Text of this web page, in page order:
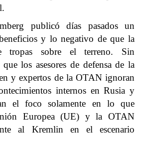
publicó días pasados un
y lo negativo de que la
tropas sobre el terreno. Sin
los asesores de defensa de la
y expertos de la OTAN ignoran
internos en Rusia y
el foco solamente en lo que
Europea (UE) y la OTAN
al Kremlin en el escenario